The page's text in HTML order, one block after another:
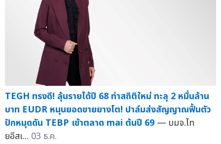
TEGH ทรงดี! ลุ้นรายได้ปี 68 ทำสถิติใหม่ ทะลุ 2 หมื่นล้าน
บาท EUDR หนุนยอดขายยางโต! ปาล์มส่งสัญญาณฟื้นตัว
ปักหมุดดัน TEBP เข้าตลาด mai ต้นปี 69 — บมจ.ไท
ยอีสเ... 03 ธ.ค.